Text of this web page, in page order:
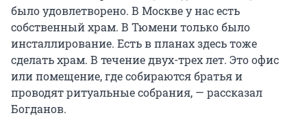
было удовлетворено. В Москве у нас есть
собственный храм. В Тюмени только было
инсталлирование. Есть в планах здесь тоже
сделать храм. В течение двух-трех лет. Это офис
или помещение, где собираются братья и
проводят ритуальные собрания, — рассказал
Богданов.